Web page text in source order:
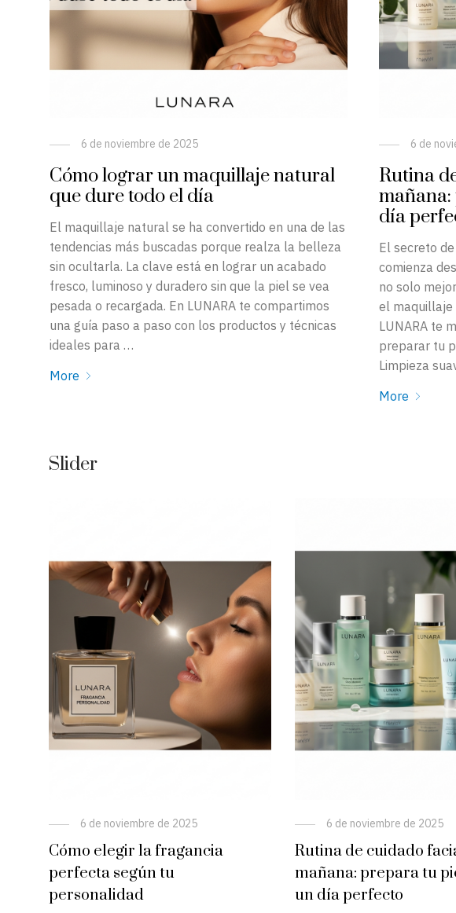
6 de noviembre de 2025
Cómo lograr un maquillaje natural
que dure todo el día
El maquillaje natural se ha convertido en una de las
tendencias más buscadas porque realza la belleza
sin ocultarla. La clave está en lograr un acabado
fresco, luminoso y duradero sin que la piel se vea
pesada o recargada. En LUNARA te compartimos
una guía paso a paso con los productos y técnicas
ideales para …
More
6 de
Rutina
día
El secreto
comienza
no solo
el maquillaje
LUNARA te
preparar tu
Limpieza
More
Slider
6 de noviembre de 2025
Cómo elegir la fragancia
perfecta según tu
personalidad
6 de noviembre de 2025
Rutina de cuidado
mañana: prepara tu
un día perfecto